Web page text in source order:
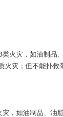
火灾，如油制品
灾；但不能扑救
，如油制品、油